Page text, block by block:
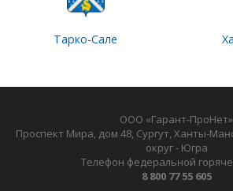
Тарко-Сале
ООО «Гарант-ПроНет»
Проспект Мира, дом 48, Сургут, Ханты-
округ - Югра
Телефон федеральной
8 800 77 55 605